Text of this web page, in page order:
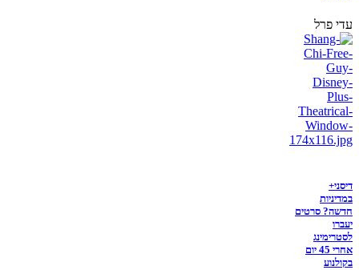
עדי פרל
דיסני+
במדיניות
חדשה? סרטים
יעברו
לסטרימינג
אחרי 45 יום
בקולנוע